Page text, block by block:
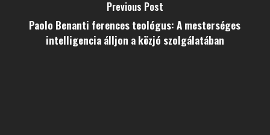
Previous Post
Paolo Benanti ferences teológus: A mesterséges
intelligencia álljon a közjó szolgálatában